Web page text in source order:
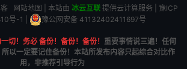
网站地图 | 本站由 冰云互联提供云计算服务 | 豫ICP
号-1
豫公网安备 41132402411697号
切！务必 备份！备份！备份！ 重要事情说三遍！任何
以一定要记住备份！本站所发布内容只起综合对比作
用，非推荐引导行为